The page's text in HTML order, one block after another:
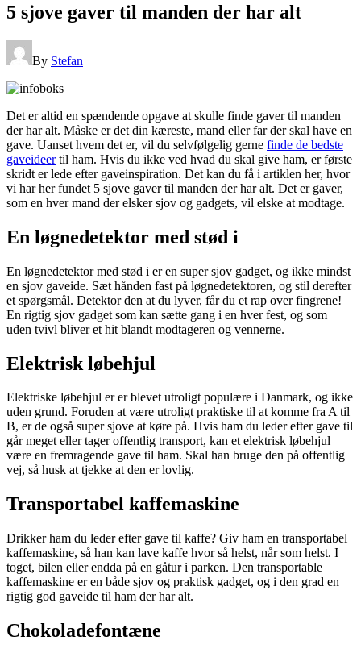
5 sjove gaver til manden der har alt
By Stefan
Det er altid en spændende opgave at skulle finde gaver til manden
der har alt. Måske er det din kæreste, mand eller far der skal have en
gave. Uanset hvem det er, vil du selvfølgelig gerne finde de bedste
gaveideertil ham. Hvis du ikke ved hvad du skal give ham, er første
skridt er lede efter gaveinspiration. Det kan du få i artiklen her, hvor
vi har her fundet 5 sjove gaver til manden der har alt. Det er gaver,
som en hver mand der elsker sjov og gadgets, vil elske at modtage.
En løgnedetektor med stød i
En løgnedetektor med stød i er en super sjov gadget, og ikke mindst
en sjov gaveide. Sæt hånden fast på løgnedetektoren, og stil derefter
et spørgsmål. Detektor den at du lyver, får du et rap over fingrene!
En rigtig sjov gadget som kan sætte gang i en hver fest, og som
uden tvivl bliver et hit blandt modtageren og vennerne.
Elektrisk løbehjul
Elektriske løbehjul er er blevet utroligt populære i Danmark, og ikke
uden grund. Foruden at være utroligt praktiske til at komme fra A til
B, er de også super sjove at køre på. Hvis ham du leder efter gave til
går meget eller tager offentlig transport, kan et elektrisk løbehjul
være en fremragende gave til ham. Skal han bruge den på offentlig
vej, så husk at tjekke at den er lovlig.
Transportabel kaffemaskine
Drikker ham du leder efter gave til kaffe? Giv ham en transportabel
kaffemaskine, så han kan lave kaffe hvor så helst, når som helst. I
toget, bilen eller endda på en gåtur i parken. Den transportable
kaffemaskine er en både sjov og praktisk gadget, og i den grad en
rigtig god gaveide til ham der har alt.
Chokoladefontæne